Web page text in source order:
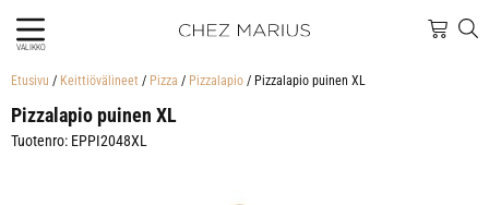
VALIKKO
Etusivu / Keittiövälineet / Pizza / Pizzalapio / Pizzalapio puinen XL
Pizzalapio puinen XL
Tuotenro: EPPI2048XL